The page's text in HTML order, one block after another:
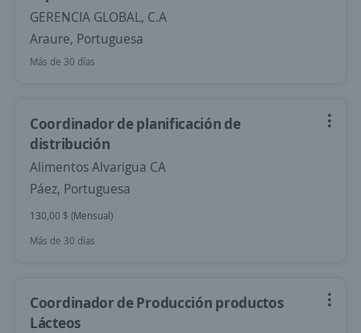
GERENCIA GLOBAL, C.A
Araure, Portuguesa
Más de 30 días
Coordinador de planificación de
distribución
Alimentos Alvarigua CA
Páez, Portuguesa
130,00 $ (Mensual)
Más de 30 días
Coordinador de Producción productos
Lácteos